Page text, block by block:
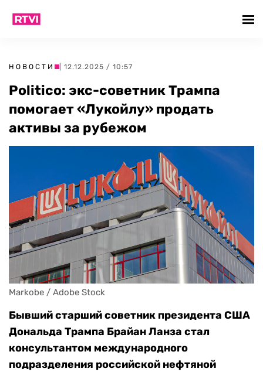
НОВОСТИ | 12.12.2025 / 10:57
Politico: экс-советник Трампа
помогает «Лукойлу» продать
активы за рубежом
Markobe / Adobe Stock
Бывший старший советник президента США
Дональда Трампа Брайан Ланза стал
консультантом международного
подразделения российской нефтяной